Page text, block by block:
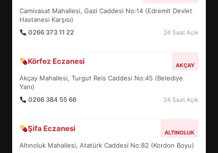
Camivasat Mahallesi, Gazi Caddesi No:14 (Edremit Devlet
Hastanesi Karşısı)
0266 373 11 22
24 Saat Açık
Körfez Eczanesi AKÇAY
Akçay Mahallesi, Turgut Reis Caddesi No:45 (Belediye
Yanı)
0266 384 55 66
24 Saat Açık
Şifa Eczanesi ALTINOLUK
Altınoluk Mahallesi, Atatürk Caddesi No:82 (Kordon Boyu)
5
HAYALİ GERÇEK OLDU
6
EDREMİT’TE 19 MAYIS COŞKUSU
7
SEFERBERLİĞİ: TÜM İLÇE
HAZIRLANIYOR